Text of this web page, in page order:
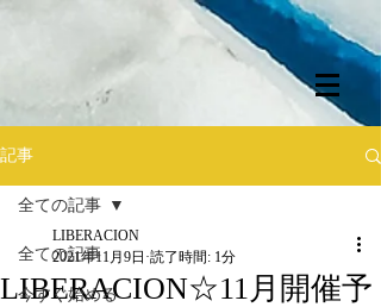
記事
全ての記事
今すぐ始める
全ての記事
LIBERACION☆11月開催予
LIBERACION
2021年11月9日 読了時間: 1分